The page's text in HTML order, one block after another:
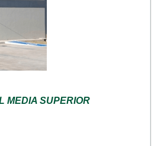
MEDIA SUPERIOR